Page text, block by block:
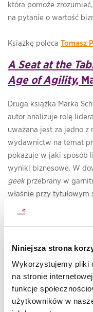
Niniejsza strona
Wykorzystujemy pliki
na stronie
funkcje
użytkowników w
która pomoże
na pytanie o wartość
Książkę poleca Tomasz
A Seat at the
Age of Agility,
Druga książka Marka
autor analizuje rolę
uważana jest za jedno z
wydawnictw na temat
pokazuje w jaki sposób
wyniki biznesowe. W
geekprzebrany w
właśnie przy
Zadaniem liderów IT
usługowa względem
transformacji nie ma już
że IT i biznes to
technologia należy dziś
Agile, Lean i DevOps